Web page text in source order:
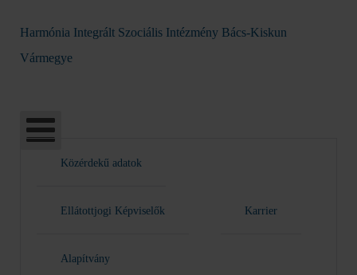
Harmónia Integrált Szociális Intézmény Bács-Kiskun
Vármegye
Közérdekű adatok
Ellátottjogi Képviselők Karrier
Alapítvány